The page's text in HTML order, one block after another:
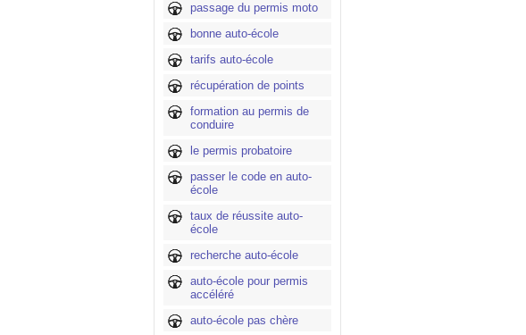
passage du permis moto
bonne auto-école
tarifs auto-école
récupération de points
formation au permis de
conduire
le permis probatoire
passer le code en auto-
école
taux de réussite auto-
école
recherche auto-école
auto-école pour permis
accéléré
auto-école pas chère